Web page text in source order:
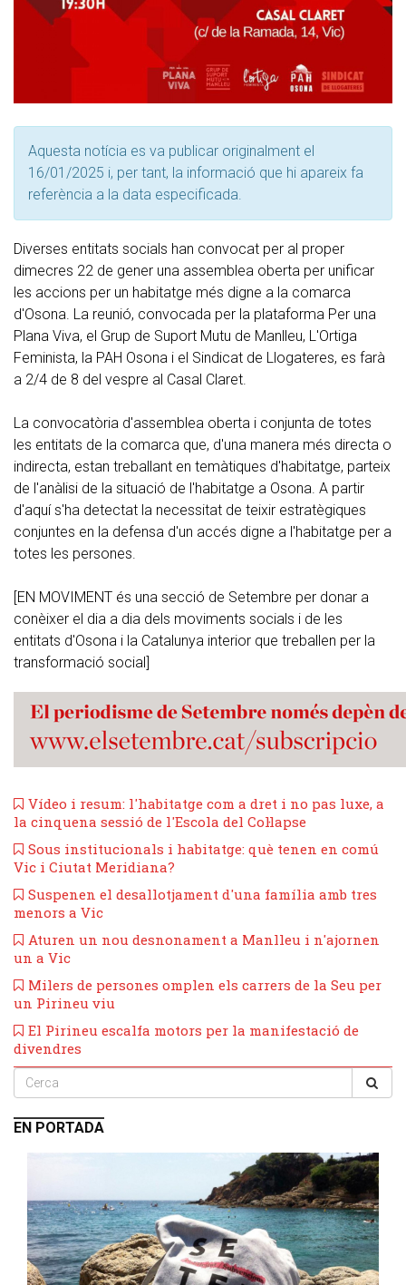
Aquesta notícia es va publicar originalment el
16/01/2025 i, per tant, la informació que hi apareix fa
referència a la data especificada.
Diverses entitats socials han convocat per al proper
dimecres 22 de gener una assemblea oberta per unificar
les accions per un habitatge més digne a la comarca
d'Osona. La reunió, convocada per la plataforma Per una
Plana Viva, el Grup de Suport Mutu de Manlleu, L'Ortiga
Feminista, la PAH Osona i el Sindicat de Llogateres, es farà
a 2/4 de 8 del vespre al Casal Claret.
La convocatòria d'assemblea oberta i conjunta de totes
les entitats de la comarca que, d'una manera més directa o
indirecta, estan treballant en temàtiques d'habitatge, parteix
de l'anàlisi de la situació de l'habitatge a Osona. A partir
d'aquí s'ha detectat la necessitat de teixir estratègiques
conjuntes en la defensa d'un accés digne a l'habitatge per a
totes les persones.
[EN MOVIMENT és una secció de Setembre per donar a
conèixer el dia a dia dels moviments socials i de les
entitats d'Osona i la Catalunya interior que treballen per la
transformació social]
Vídeo i resum: l'habitatge com a dret i no pas luxe, a
la cinquena sessió de l'Escola del Col·lapse
Sous institucionals i habitatge: què tenen en comú
Vic i Ciutat Meridiana?
Suspenen el desallotjament d'una família amb tres
menors a Vic
​Aturen un nou desnonament a Manlleu i n'ajornen
un a Vic
Milers de persones omplen els carrers de la Seu per
un Pirineu viu
El Pirineu escalfa motors per la manifestació de
divendres
EN PORTADA